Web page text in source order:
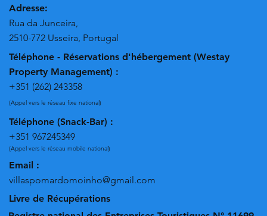
Adresse:
Rua da Junceira,
2510-772 Usseira, Portugal
Téléphone - Réservations d'hébergement (Westay
Property Management) :
+351 (262) 243358
(Appel vers le réseau fixe national)
Téléphone (Snack-Bar) :
+351 967245349
(Appel vers le réseau mobile national)
Email :
villaspomardomoinho@gmail.com
Livre de Récupérations